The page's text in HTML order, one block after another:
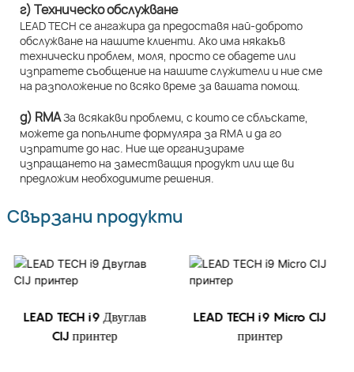
г) Техническо обслужване
LEAD TECH се ангажира да предоставя най-доброто
обслужване на нашите клиенти. Ако има някакъв
технически проблем, моля, просто се обадете или
изпратете съобщение на нашите служители и ние сме
на разположение по всяко време за вашата помощ.
д) RMAЗа всякакви проблеми, с които се сблъскате,
можете да попълните формуляра за RMA и да го
изпратите до нас. Ние ще организираме
изпращането на заместващия продукт или ще ви
предложим необходимите решения.
Свързани продукти
LEAD TECH i9 Двуглав
CIJ принтер
LEAD TECH i9 Micro CIJ
принтер